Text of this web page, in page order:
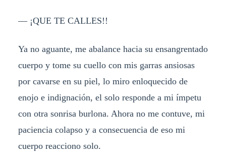
— ¡QUE TE CALLES!!
Ya no aguante, me abalance hacia su ensangrentado
cuerpo y tome su cuello con mis garras ansiosas
por cavarse en su piel, lo miro enloquecido de
enojo e indignación, el solo responde a mi ímpetu
con otra sonrisa burlona. Ahora no me contuve, mi
paciencia colapso y a consecuencia de eso mi
cuerpo reacciono solo.